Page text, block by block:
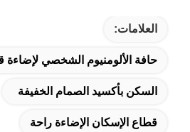
العلامات:
حافة الألومنيوم الشخصي لإضاءة
السكن بأكسيد الصمام الخفيفة
قطاع الإسكان الإضاءة راحة